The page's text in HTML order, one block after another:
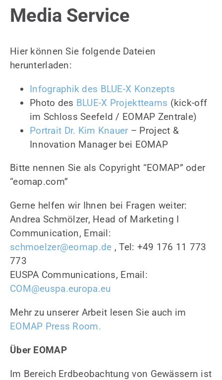
Media Service
Hier können Sie folgende Dateien
herunterladen:
Infographik des BLUE-X Konzepts
Photo des BLUE-X Projektteams (kick-off
im Schloss Seefeld / EOMAP Zentrale)
Portrait Dr. Kim Knauer – Project &
Innovation Manager bei EOMAP
Bitte nennen Sie als Copyright “EOMAP” oder
“eomap.com”
Gerne helfen wir Ihnen bei Fragen weiter:
Andrea Schmölzer, Head of Marketing I
Communication, Email:
schmoelzer@eomap.de , Tel: +49 176 11 773
773
EUSPA Communications, Email:
COM@euspa.europa.eu
Mehr zu unserer Arbeit lesen Sie auch im
EOMAP Press Room.
Über EOMAP
Im Bereich Erdbeobachtung von Gewässern ist